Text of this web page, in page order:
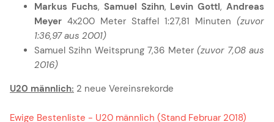
Markus Fuchs, Samuel Szihn, Levin Gottl,Andreas
Meyer 4x200 Meter Staffel 1:27,81 Minuten (zuvor
1:36,97 aus 2001)
Samuel Szihn Weitsprung 7,36 Meter (zuvor 7,08 aus
2016)
U20 männlich: 2 neue Vereinsrekorde
Ewige Bestenliste - U20 männlich (Stand Februar 2018)